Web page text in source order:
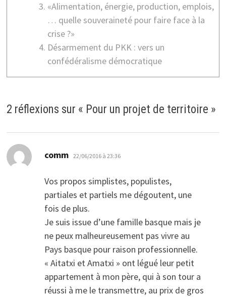
«Alimentation, énergie, production, emplois,
… quelle souveraineté pour faire face à la
crise ?»
Désarmement du PKK : vers un
confédéralisme démocratique
2 réflexions sur « Pour un projet de territoire »
comm dit :
22/06/2016 à 23:36
Vos propos simplistes, populistes,
partiales et partiels me dégoutent, une
fois de plus.
Je suis issue d’une famille basque mais je
ne peux malheureusement pas vivre au
Pays basque pour raison professionnelle.
« Aitatxi et Amatxi » ont légué leur petit
appartement à mon père, qui à son tour a
réussi à me le transmettre, au prix de gros